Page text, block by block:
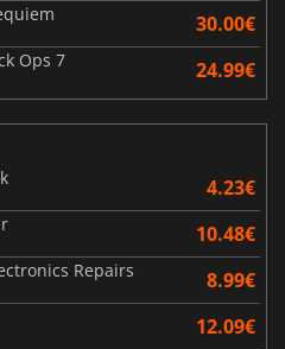
30.00€
Ops 7 24.99€
4.23€
10.48€
Repairs 8.99€
12.09€